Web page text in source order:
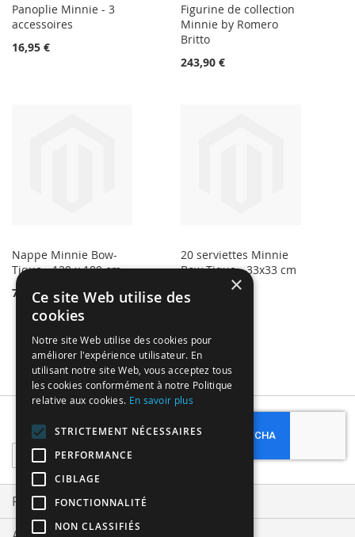
Panoplie Minnie - 3
accessoires
16,95 €
Figurine de collection
Minnie by Romero
Britto
243,90 €
Nappe Minnie Bow-
Tique - 120 x 180 cm
7,50 €
20 serviettes Minnie
Bow-Tique - 33x33 cm
3,99 €
Sign
Up
for
Our
Newsletter:
Subscribe
Privacy and Cookie Policy
×
Ce site Web utilise des
cookies
Notre site Web utilise des cookies pour
améliorer l'expérience utilisateur. En
utilisant notre site Web, vous acceptez tous
les cookies conformément à notre Politique
relative aux cookies. En savoir plus
STRICTEMENT NÉCESSAIRES
PERFORMANCE
CIBLAGE
FONCTIONNALITÉ
NON CLASSIFIÉS